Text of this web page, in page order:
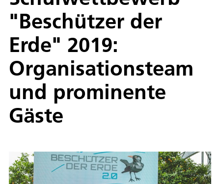
"Beschützer der
Erde" 2019:
Organisationsteam
und prominente
Gäste